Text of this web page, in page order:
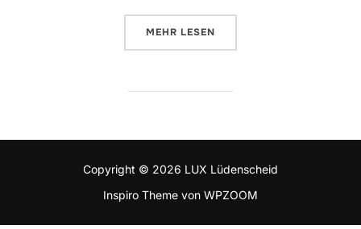
MEHR ÜBER „RAFFINIERTE TRICKS MIT
LESEN
Copyright © 2026 LUX Lüdenscheid
Inspiro Theme von WPZOOM